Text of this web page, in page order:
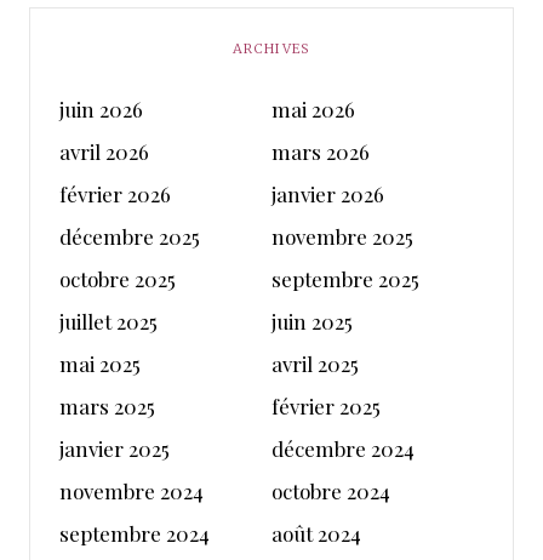
ARCHIVES
juin 2026
mai 2026
avril 2026
mars 2026
février 2026
janvier 2026
décembre 2025
novembre 2025
octobre 2025
septembre 2025
juillet 2025
juin 2025
mai 2025
avril 2025
mars 2025
février 2025
janvier 2025
décembre 2024
novembre 2024
octobre 2024
septembre 2024
août 2024